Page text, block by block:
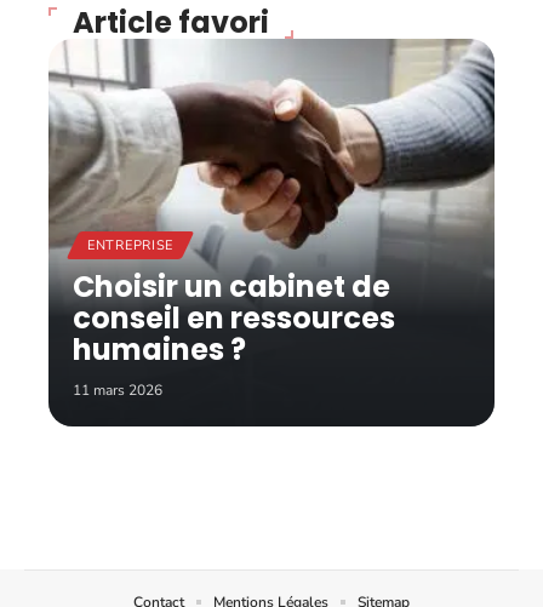
Article favori
ENTREPRISE
Choisir un cabinet de
conseil en ressources
humaines ?
11 mars 2026
Contact Mentions Légales Sitemap